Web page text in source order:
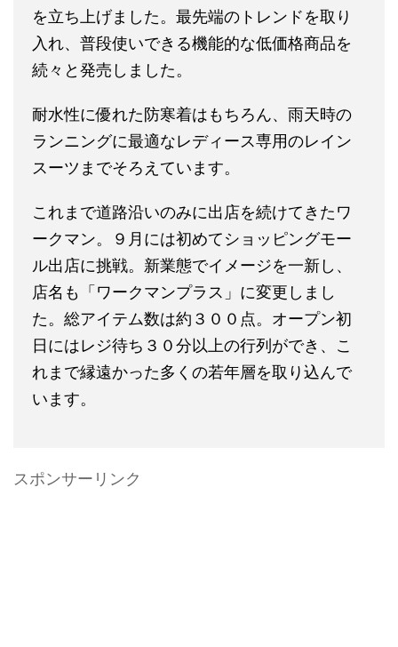
を立ち上げました。最先端のトレンドを取り
入れ、普段使いできる機能的な低価格商品を
続々と発売しました。
耐水性に優れた防寒着はもちろん、雨天時の
ランニングに最適なレディース専用のレイン
スーツまでそろえています。
これまで道路沿いのみに出店を続けてきたワ
ークマン。９月には初めてショッピングモー
ル出店に挑戦。新業態でイメージを一新し、
店名も「ワークマンプラス」に変更しまし
た。総アイテム数は約３００点。オープン初
日にはレジ待ち３０分以上の行列ができ、こ
れまで縁遠かった多くの若年層を取り込んで
います。
スポンサーリンク